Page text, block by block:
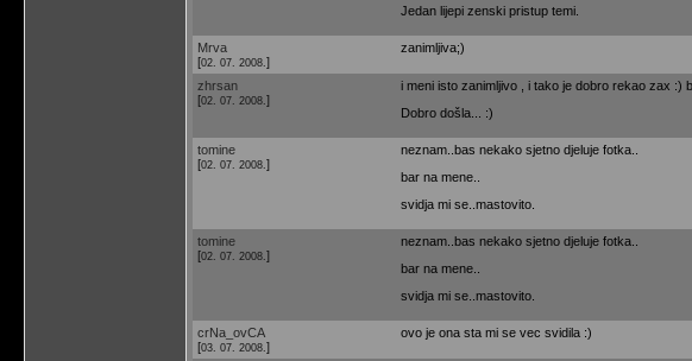
Jedan lijepi zenski pristup temi.
Mrva
[02. 07. 2008. ]
zanimljiva;)
zhrsan
[02. 07. 2008. ]
i meni isto zanimljivo , i tako je dobro rekao zax :)
Dobro došla... :)
tomine
[02. 07. 2008. ]
neznam..bas nekako sjetno djeluje fotka..
bar na mene..
svidja mi se..mastovito.
tomine
[02. 07. 2008. ]
neznam..bas nekako sjetno djeluje fotka..
bar na mene..
svidja mi se..mastovito.
crNa_ovCA
[03. 07. 2008. ]
ovo je ona sta mi se vec svidila :)